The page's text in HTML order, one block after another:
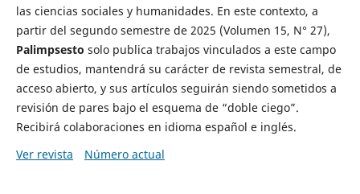
las ciencias sociales y humanidades. En este contexto, a
partir del segundo semestre de 2025 (Volumen 15, N° 27),
Palimpsesto solo publica trabajos vinculados a este campo
de estudios, mantendrá su carácter de revista semestral, de
acceso abierto, y sus artículos seguirán siendo sometidos a
revisión de pares bajo el esquema de “doble ciego”.
Recibirá colaboraciones en idioma español e inglés.
Ver revista
Número actual